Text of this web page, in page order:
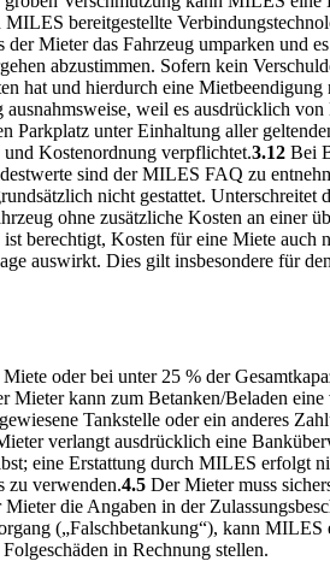
bereitgestellte
Mieter das Fahrzeug umparken
abzustimmen. Sofern kein
hat und hierdurch eine
ausnahmsweise, weil es ausdrücklich
Parkplatz unter Einhaltung aller
Kostenordnung verpflichtet.3.12 Bei
sind der MILES FAQ zu
nicht gestattet.
ohne zusätzliche Kosten an einer
berechtigt, Kosten für eine Miete auch
auswirkt. Dies gilt insbesondere für
oder bei unter 25 % der
Mieter kann zum Betanken/Beladen
Tankstelle oder ein anderes
verlangt ausdrücklich eine
eine Erstattung durch MILES erfolgt
zu verwenden.4.5 Der Mieter muss
die Angaben in der
(„Falschbetankung“), kann
in Rechnung stellen.